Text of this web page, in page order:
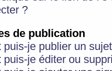
?
de publication
puis-je publier un
puis-je éditer ou